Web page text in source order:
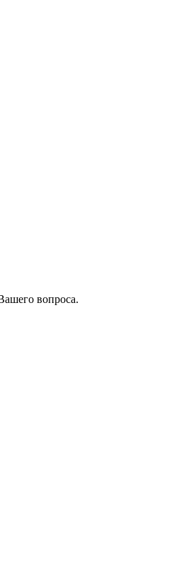
вопроса.